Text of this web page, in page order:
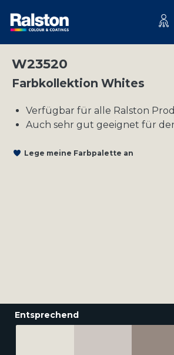
W23520
Farbkollektion Whites
Verfügbar für alle Ralston
Auch sehr gut geeignet für
Lege meine Farbpalette an
Entsprechend